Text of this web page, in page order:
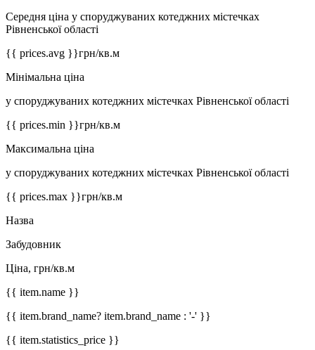
Середня ціна у споруджуваних котеджних містечках
Рівненської області
{{ prices.avg }}грн/кв.м
Мінімальна ціна
у споруджуваних котеджних містечках Рівненської області
{{ prices.min }}грн/кв.м
Максимальна ціна
у споруджуваних котеджних містечках Рівненської області
{{ prices.max }}грн/кв.м
Назва
Забудовник
Ціна, грн/кв.м
{{ item.name }}
{{ item.brand_name? item.brand_name : '-' }}
{{ item.statistics_price }}